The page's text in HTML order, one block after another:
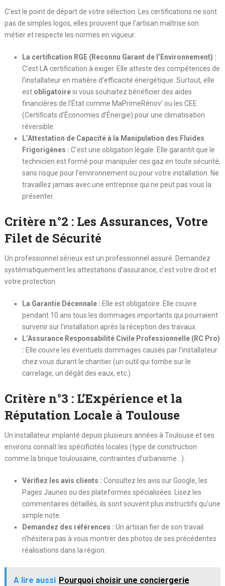
C’est le point de départ de votre sélection. Les certifications ne sont
pas de simples logos, elles prouvent que l’artisan maîtrise son
métier et respecte les normes en vigueur.
La certification RGE (Reconnu Garant de l’Environnement) :
C’est LA certification à exiger. Elle atteste des compétences de
l’installateur en matière d’efficacité énergétique. Surtout, elle
est obligatoiresi vous souhaitez bénéficier des aides
financières de l’État comme MaPrimeRénov’ ou les CEE
(Certificats d’Économies d’Énergie) pour une climatisation
réversible.
L’Attestation de Capacité à la Manipulation des Fluides
Frigorigènes : C’est une obligation légale. Elle garantit que le
technicien est formé pour manipuler ces gaz en toute sécurité,
sans risque pour l’environnement ou pour votre installation. Ne
travaillez jamais avec une entreprise qui ne peut pas vous la
présenter.
Critère n°2 : Les Assurances, Votre
Filet de Sécurité
Un professionnel sérieux est un professionnel assuré. Demandez
systématiquement les attestations d’assurance, c’est votre droit et
votre protection.
La Garantie Décennale : Elle est obligatoire. Elle couvre
pendant 10 ans tous les dommages importants qui pourraient
survenir sur l’installation après la réception des travaux.
L’Assurance Responsabilité Civile Professionnelle (RC Pro)
: Elle couvre les éventuels dommages causés par l’installateur
chez vous durant le chantier (un outil qui tombe sur le
carrelage, un dégât des eaux, etc.).
Critère n°3 : L’Expérience et la
Réputation Locale à Toulouse
Un installateur implanté depuis plusieurs années à Toulouse et ses
environs connaît les spécificités locales (type de construction
comme la brique toulousaine, contraintes d’urbanisme…).
Vérifiez les avis clients : Consultez les avis sur Google, les
Pages Jaunes ou des plateformes spécialisées. Lisez les
commentaires détaillés, ils sont souvent plus instructifs qu’une
simple note.
Demandez des références : Un artisan fier de son travail
n’hésitera pas à vous montrer des photos de ses précédentes
réalisations dans la région.
A lire aussi Pourquoi choisir une conciergerie